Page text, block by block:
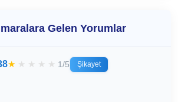
Gelen Yorumlar
★ ★ ★ ★ ★ 1/5
Şikayet